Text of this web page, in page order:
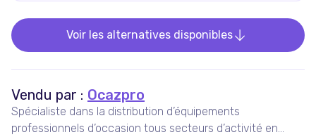
Voir les alternatives disponibles
Vendu par : Ocazpro
Spécialiste dans la distribution d’équipements
professionnels d’occasion tous secteurs d’activité en